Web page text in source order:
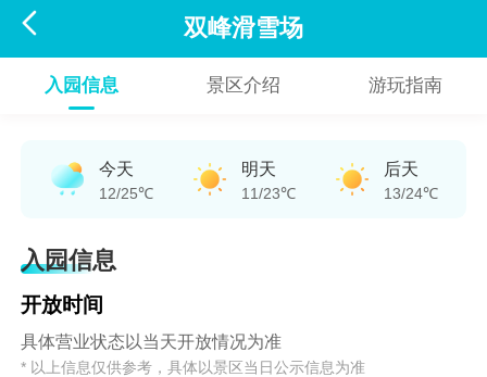
 双峰滑雪场
入园信息 景区介绍 游玩指南
今天
12/25℃
明天
11/23℃
后天
13/24℃
入园信息
开放时间
具体营业状态以当天开放情况为准
* 以上信息仅供参考，具体以景区当日公示信息为准